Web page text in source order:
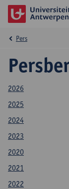
Pers
2026
2025
2024
2023
2020
2021
2022